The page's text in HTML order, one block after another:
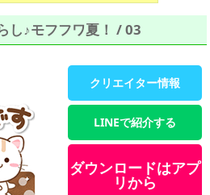
し♪モフフワ夏！ / 03
クリエイター情報
LINEで紹介する
ダウンロードはアプ
リから